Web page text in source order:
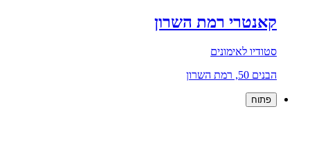
קאנטרי רמת השרון
סטודיו לאימונים
הבנים 50, רמת השרון
פתוח